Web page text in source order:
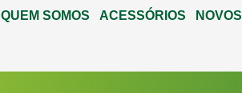
QUEM SOMOS ACESSÓRIOS NOVOS